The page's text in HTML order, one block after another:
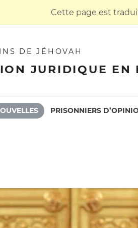
Cette page est
DE JÉHOVAH
JURIDIQUE EN
PRISONNIERS